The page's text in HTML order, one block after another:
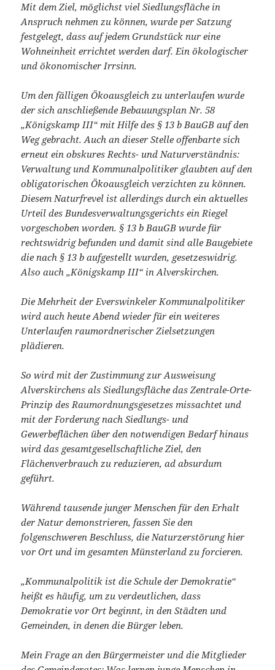
Mit dem Ziel, möglichst viel Siedlungsfläche in
Anspruch nehmen zu können, wurde per Satzung
festgelegt, dass auf jedem Grundstück nur eine
Wohneinheit errichtet werden darf. Ein ökologischer
und ökonomischer Irrsinn.
Um den fälligen Ökoausgleich zu unterlaufen wurde
der sich anschließende Bebauungsplan Nr. 58
„Königskamp III“ mit Hilfe des § 13 b BauGB auf den
Weg gebracht. Auch an dieser Stelle offenbarte sich
erneut ein obskures Rechts- und Naturverständnis:
Verwaltung und Kommunalpolitiker glaubten auf den
obligatorischen Ökoausgleich verzichten zu können.
Diesem Naturfrevel ist allerdings durch ein aktuelles
Urteil des Bundesverwaltungsgerichts ein Riegel
vorgeschoben worden. § 13 b BauGB wurde für
rechtswidrig befunden und damit sind alle Baugebiete
die nach § 13 b aufgestellt wurden, gesetzeswidrig.
Also auch „Königskamp III“ in Alverskirchen.
Die Mehrheit der Everswinkeler Kommunalpolitiker
wird auch heute Abend wieder für ein weiteres
Unterlaufen raumordnerischer Zielsetzungen
plädieren.
So wird mit der Zustimmung zur Ausweisung
Alverskirchens als Siedlungsfläche das Zentrale-Orte-
Prinzip des Raumordnungsgesetzes missachtet und
mit der Forderung nach Siedlungs- und
Gewerbeflächen über den notwendigen Bedarf hinaus
wird das gesamtgesellschaftliche Ziel, den
Flächenverbrauch zu reduzieren, ad absurdum
geführt.
Während tausende junger Menschen für den Erhalt
der Natur demonstrieren, fassen Sie den
folgenschweren Beschluss, die Naturzerstörung hier
vor Ort und im gesamten Münsterland zu forcieren.
„Kommunalpolitik ist die Schule der Demokratie“
heißt es häufig, um zu verdeutlichen, dass
Demokratie vor Ort beginnt, in den Städten und
Gemeinden, in denen die Bürger leben.
Mein Frage an den Bürgermeister und die Mitglieder